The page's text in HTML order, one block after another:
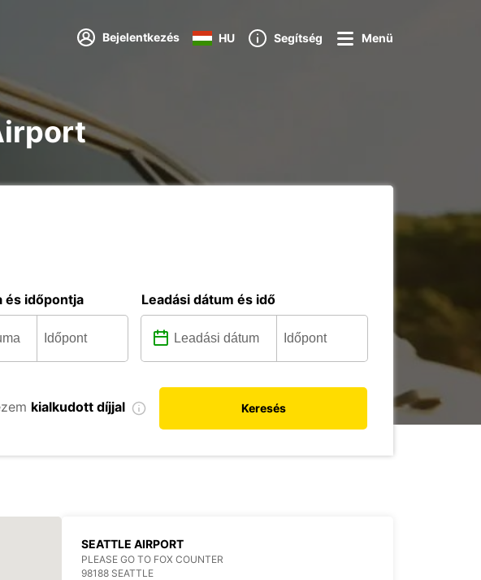
Bejelentkezés HU Segítség Menü
és időpontja Leadási dátum és idő
kialkudott díjjal Keresés
SEATTLE AIRPORT
PLEASE GO TO FOX COUNTER
98188 SEATTLE